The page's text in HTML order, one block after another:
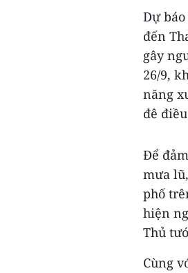
Dự
đến
gây
26/9,
năng
đê
Để
mưa
phố
hiện
Thủ
Cùng